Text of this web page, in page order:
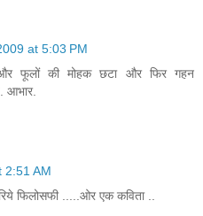
at 5:03 PM
और फूलों की मोहक छटा और फिर गहन
आभार.
2:51 AM
फिलोसफी .....ओर एक कविता ..